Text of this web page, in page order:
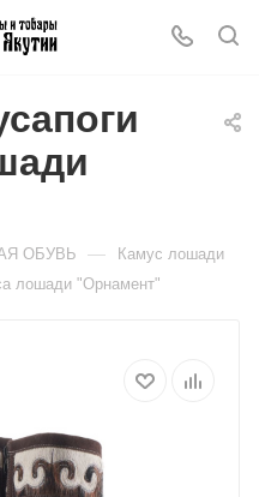
ОБУВЬ — Камус лошади
лошади "Орнамент"